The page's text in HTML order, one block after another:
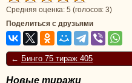
Средняя оценка: 5 (голосов: 3)
Поделиться с друзьями
← Бинго 75 тираж 405
Новые тиражи